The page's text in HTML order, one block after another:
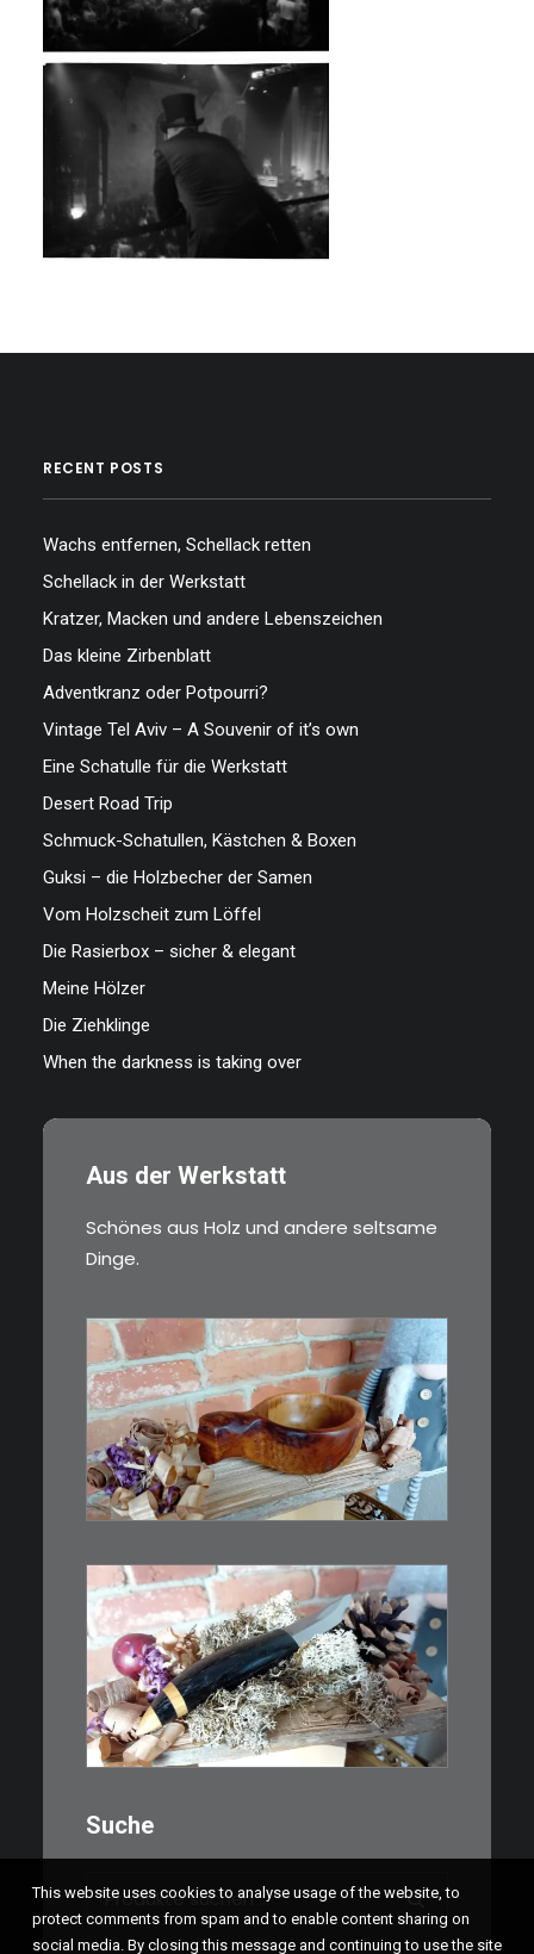
RECENT POSTS
Wachs entfernen, Schellack retten
Schellack in der Werkstatt
Kratzer, Macken und andere Lebenszeichen
Das kleine Zirbenblatt
Adventkranz oder Potpourri?
Vintage Tel Aviv – A Souvenir of it’s own
Eine Schatulle für die Werkstatt
Desert Road Trip
Schmuck-Schatullen, Kästchen & Boxen
Guksi – die Holzbecher der Samen
Vom Holzscheit zum Löffel
Die Rasierbox – sicher & elegant
Meine Hölzer
Die Ziehklinge
When the darkness is taking over
Aus der Werkstatt
Schönes aus Holz und andere seltsame
Dinge.
€15,00
Ein Holzbecher im Wikinger-Stil.
Inspiriert…
€39,00
Kleines Schmuckmesser, ideal
als…
Suche
Suchen
nach:
This website uses cookies to analyse usage of the website, to
protect comments from spam and to enable content sharing on
social media. By closing this message and continuing to use the site